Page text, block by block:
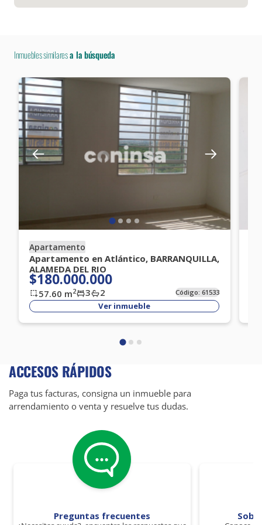
Inmuebles similaresa la búsqueda
Apartamento
Apartamento en Atlántico, BARRANQUILLA,
ALAMEDA DEL RIO
$180.000.000
57.60 m2 3 2 Código:61533
Ver inmueble
ACCESOS RÁPIDOS
Paga tus facturas, consigna un inmueble para
arrendamiento o venta y resuelve tus dudas.
Preguntas frecuentes